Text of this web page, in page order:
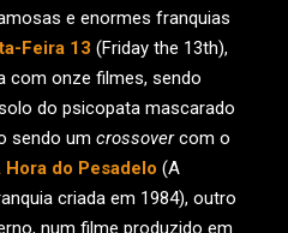
e enormes franquias
Feira 13 (Friday the 13th),
com onze filmes, sendo
do psicopata mascarado
sendo um crossovercom o
Hora do Pesadelo (A
criada em 1984), outro
num filme produzido em